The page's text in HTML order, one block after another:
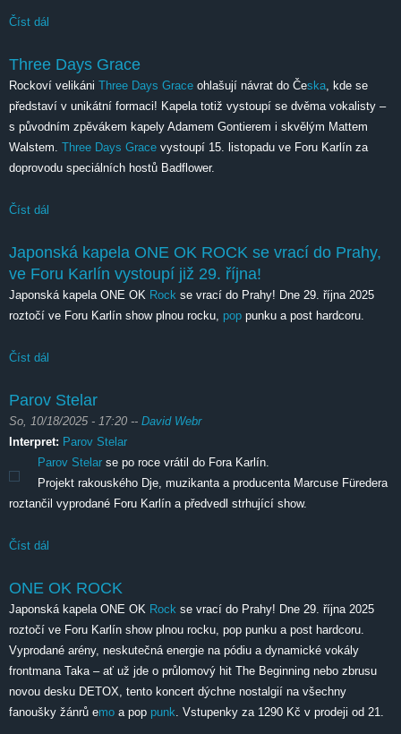
Číst dál
Three Days Grace
Rockoví velikáni Three Days Grace ohlašují návrat do Česka , kde se
představí v unikátní formaci! Kapela totiž vystoupí se dvěma vokalisty –
s původním zpěvákem kapely Adamem Gontierem i skvělým Mattem
Walstem. Three Days Grace vystoupí 15. listopadu ve Foru Karlín za
doprovodu speciálních hostů Badflower.
Číst dál
Japonská kapela ONE OK ROCK se vrací do Prahy,
ve Foru Karlín vystoupí již 29. října!
Japonská kapela ONE OK Rock se vrací do Prahy! Dne 29. října 2025
roztočí ve Foru Karlín show plnou rocku, pop punku a post hardcoru.
Číst dál
Parov Stelar
So, 10/18/2025 - 17:20 -- David Webr
Interpret: Parov Stelar
Parov Stelar se po roce vrátil do Fora Karlín.
Projekt rakouského Dje, muzikanta a producenta Marcuse Füredera
roztančil vyprodané Foru Karlín a předvedl strhující show.
Číst dál
ONE OK ROCK
Japonská kapela ONE OK Rock se vrací do Prahy! Dne 29. října 2025
roztočí ve Foru Karlín show plnou rocku, pop punku a post hardcoru.
Vyprodané arény, neskutečná energie na pódiu a dynamické vokály
frontmana Taka – ať už jde o průlomový hit The Beginning nebo zbrusu
novou desku DETOX, tento koncert dýchne nostalgií na všechny
fanoušky žánrů emo a pop punk . Vstupenky za 1290 Kč v prodeji od 21.